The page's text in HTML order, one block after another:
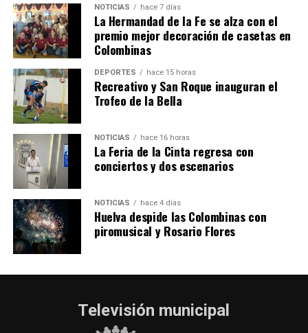
SEXTA CORRIDA DE LAS FIESTAS COLOMBINAS
2026
hace 4 días· Huelvatv
NOTICIAS hace 7 días
La Hermandad de la Fe se alza con el
premio mejor decoración de casetas en
Colombinas
DEPORTES hace 15 horas
Recreativo y San Roque inauguran el
Trofeo de la Bella
NOTICIAS hace 16 horas
La Feria de la Cinta regresa con
conciertos y dos escenarios
NOTICIAS hace 4 días
Huelva despide las Colombinas con
piromusical y Rosario Flores
Televisión municipal